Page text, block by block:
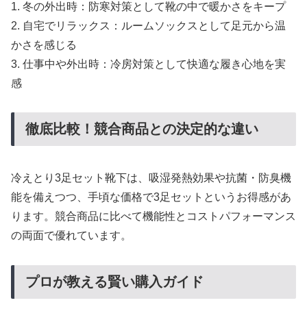
1. 冬の外出時：防寒対策として靴の中で暖かさをキープ
2. 自宅でリラックス：ルームソックスとして足元から温
かさを感じる
3. 仕事中や外出時：冷房対策として快適な履き心地を実
感
徹底比較！競合商品との決定的な違い
冷えとり3足セット靴下は、吸湿発熱効果や抗菌・防臭機
能を備えつつ、手頃な価格で3足セットというお得感があ
ります。競合商品に比べて機能性とコストパフォーマンス
の両面で優れています。
プロが教える賢い購入ガイド